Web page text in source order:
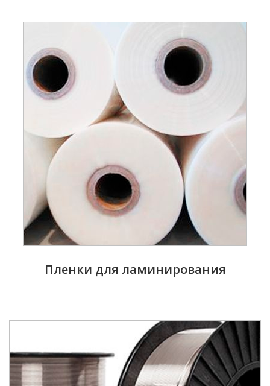
Пленки для ламинирования